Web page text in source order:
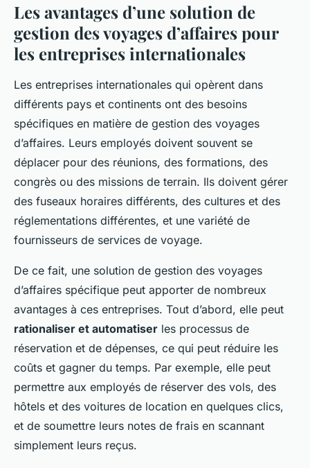
Les avantages d’une solution de
gestion des voyages d’affaires pour
les entreprises internationales
Les entreprises internationales qui opèrent dans
différents pays et continents ont des besoins
spécifiques en matière de gestion des voyages
d’affaires. Leurs employés doivent souvent se
déplacer pour des réunions, des formations, des
congrès ou des missions de terrain. Ils doivent gérer
des fuseaux horaires différents, des cultures et des
réglementations différentes, et une variété de
fournisseurs de services de voyage.
De ce fait, une solution de gestion des voyages
d’affaires spécifique peut apporter de nombreux
avantages à ces entreprises. Tout d’abord, elle peut
rationaliser et automatiser les processus de
réservation et de dépenses, ce qui peut réduire les
coûts et gagner du temps. Par exemple, elle peut
permettre aux employés de réserver des vols, des
hôtels et des voitures de location en quelques clics,
et de soumettre leurs notes de frais en scannant
simplement leurs reçus.